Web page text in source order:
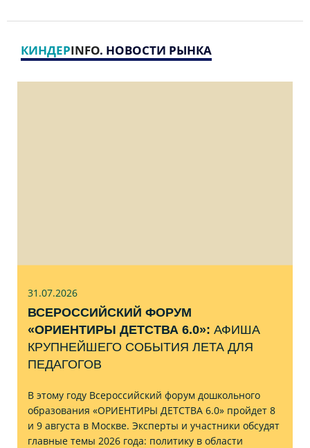
КИНДЕРINFO. НОВОСТИ РЫНКА
31.07.2026
ВСЕРОССИЙСКИЙ ФОРУМ
«ОРИЕНТИРЫ ДЕТСТВА 6.0»: АФИША
КРУПНЕЙШЕГО СОБЫТИЯ ЛЕТА ДЛЯ
ПЕДАГОГОВ
В этому году Всероссийский форум дошкольного
образования «ОРИЕНТИРЫ ДЕТСТВА 6.0» пройдет 8
и 9 августа в Москве. Эксперты и участники обсудят
главные темы 2026 года: политику в области